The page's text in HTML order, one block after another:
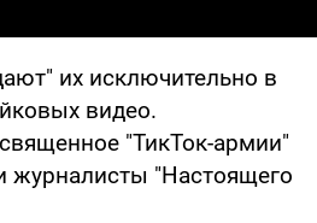
их исключительно в
видео.
"ТикТок-армии"
журналисты "Настоящего